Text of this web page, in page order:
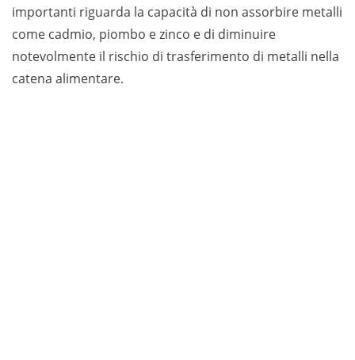
importanti riguarda la capacità di non assorbire metalli
come cadmio, piombo e zinco e di diminuire
notevolmente il rischio di trasferimento di metalli nella
catena alimentare.